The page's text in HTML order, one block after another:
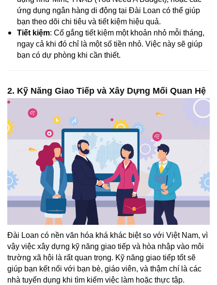
ứng dụng ngân hàng di động tại Đài Loan có thể giúp
bạn theo dõi chi tiêu và tiết kiệm hiệu quả.
Tiết kiệm: Cố gắng tiết kiệm một khoản nhỏ mỗi tháng,
ngay cả khi đó chỉ là một số tiền nhỏ. Việc này sẽ giúp
bạn có dự phòng khi cần thiết.
2. Kỹ Năng Giao Tiếp và Xây Dựng Mối Quan Hệ
Đài Loan có nền văn hóa khá khác biệt so với Việt Nam, vì
vậy việc xây dựng kỹ năng giao tiếp và hòa nhập vào môi
trường xã hội là rất quan trọng. Kỹ năng giao tiếp tốt sẽ
giúp bạn kết nối với bạn bè, giáo viên, và thậm chí là các
nhà tuyển dụng khi tìm kiếm việc làm hoặc thực tập.